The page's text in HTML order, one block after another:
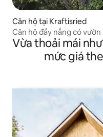
Căn hộ tại Kraftisried
Căn hộ đầy nắng có vườn
Vừa thoải mái
mức giá